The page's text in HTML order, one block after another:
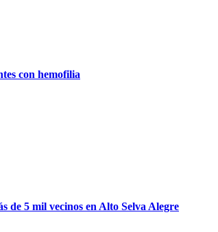
con hemofilia
de 5 mil vecinos en Alto Selva Alegre